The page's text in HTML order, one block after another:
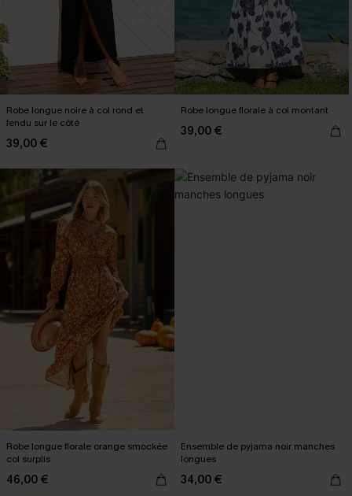
Robe longue noire à col rond et
fendu sur le côté
39,00 €
Robe longue florale à col montant
39,00 €
Robe longue florale orange smockée
col surplis
46,00 €
Ensemble de pyjama noir manches
longues
34,00 €